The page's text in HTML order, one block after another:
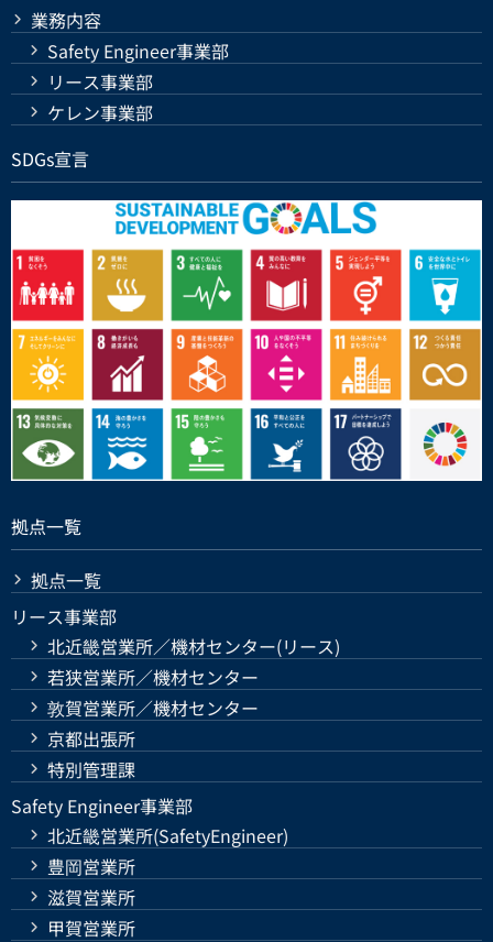
業務内容
Safety Engineer事業部
リース事業部
ケレン事業部
SDGs宣言
拠点一覧
拠点一覧
リース事業部
北近畿営業所／機材センター(リース)
若狭営業所／機材センター
敦賀営業所／機材センター
京都出張所
特別管理課
Safety Engineer事業部
北近畿営業所(SafetyEngineer)
豊岡営業所
滋賀営業所
甲賀営業所